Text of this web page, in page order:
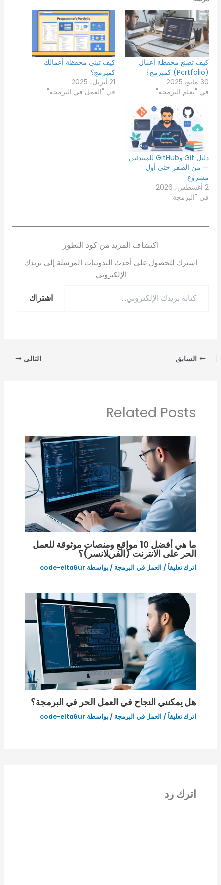
كيف تصنع محفظة أعمال
(Portfolio) كمبرمج؟
30 مايو، 2025
في "تعلم البرمجة"
كيف تبني محفظة أعمالك
كمبرمج؟
21 أبريل، 2025
في "العمل في البرمجة"
دليل Git وGitHub للمبتدئين
— من الصفر حتى أول
مشروع
2 أغسطس، 2026
في "البرمجة"
اكتشاف المزيد من كود التطور
اشترك للحصول على أحدث التدوينات المرسلة إلى بريدك
الإلكتروني.
اشتراك
السابق التالي
Related Posts
ما هي أفضل 10 مواقع ومنصات موثوقة للعمل
الحر على الانترنت (الفريلانسر)؟
اترك تعليقاً/ العمل في البرمجة / بواسطة code-elta6ur
هل يمكنني النجاح في العمل الحر في البرمجة؟
اترك تعليقاً/ العمل في البرمجة / بواسطة code-elta6ur
اترك رد